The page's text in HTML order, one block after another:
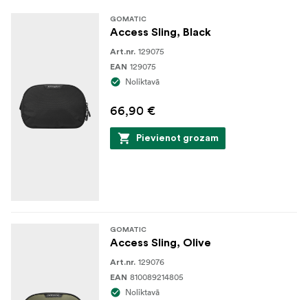
GOMATIC
Access Sling, Black
Art.nr. 129075
EAN 129075
Noliktavā
66,90 €
Pievienot grozam
GOMATIC
Access Sling, Olive
Art.nr. 129076
EAN 810089214805
Noliktavā